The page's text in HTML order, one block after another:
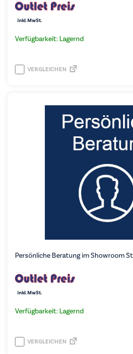
inkl. MwSt.
Verfügbarkeit: Lagernd
VERGLEICHEN
Persönliche Beratung im Showroom
inkl. MwSt.
Verfügbarkeit: Lagernd
VERGLEICHEN